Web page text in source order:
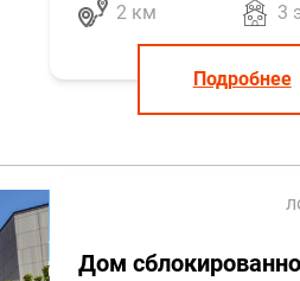
2 км 3
Подробнее
Дом